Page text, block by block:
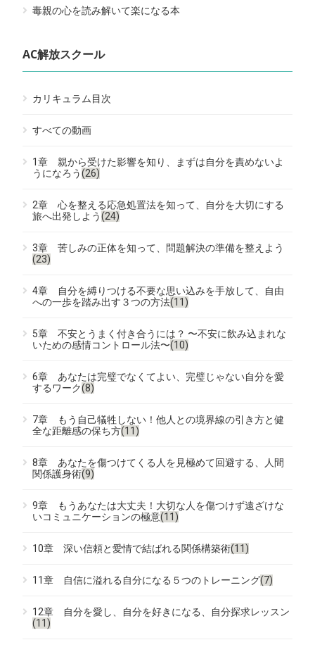
毒親の心を読み解いて楽になる本
AC解放スクール
カリキュラム目次
すべての動画
1章 親から受けた影響を知り、まずは自分を責めないよ
うになろう(26)
2章 心を整える応急処置法を知って、自分を大切にする
旅へ出発しよう(24)
3章 苦しみの正体を知って、問題解決の準備を整えよう
(23)
4章 自分を縛りつける不要な思い込みを手放して、自由
への一歩を踏み出す３つの方法(11)
5章 不安とうまく付き合うには？ 〜不安に飲み込まれな
いための感情コントロール法〜(10)
6章 あなたは完璧でなくてよい、完璧じゃない自分を愛
するワーク(8)
7章 もう自己犠牲しない！他人との境界線の引き方と健
全な距離感の保ち方(11)
8章 あなたを傷つけてくる人を見極めて回避する、人間
関係護身術(9)
9章 もうあなたは大丈夫！大切な人を傷つけず遠ざけな
いコミュニケーションの極意(11)
10章 深い信頼と愛情で結ばれる関係構築術(11)
11章 自信に溢れる自分になる５つのトレーニング(7)
12章 自分を愛し、自分を好きになる、自分探求レッスン
(11)